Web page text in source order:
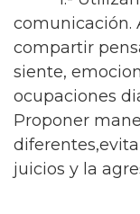
comunicación.
compartir
siente,
ocupaciones
Proponer
juicios y la